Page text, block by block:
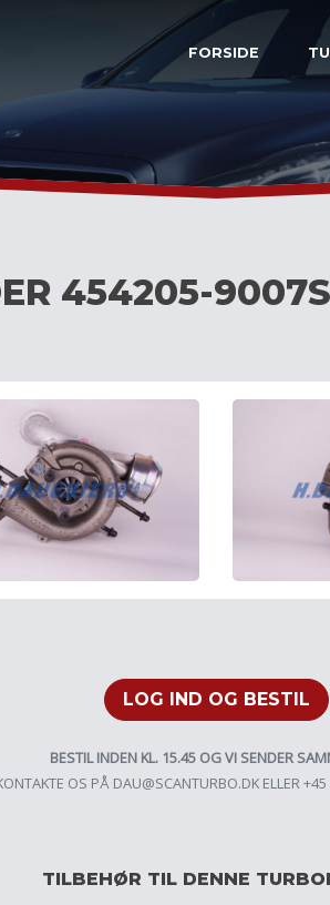
FORSIDE
454205-9007S
LOG IND OG BESTIL
BESTIL INDEN KL. 15.45 OG VI SENDER
OS PÅ DAU@SCANTURBO.DK ELLER
TILBEHØR TIL DENNE